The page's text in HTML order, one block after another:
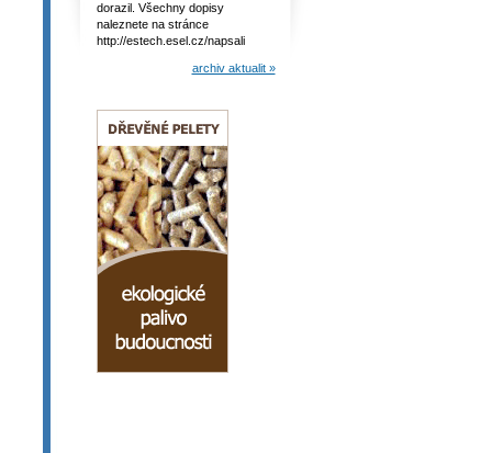
dorazil. Všechny dopisy
naleznete na stránce
http://estech.esel.cz/napsali
archiv aktualit »